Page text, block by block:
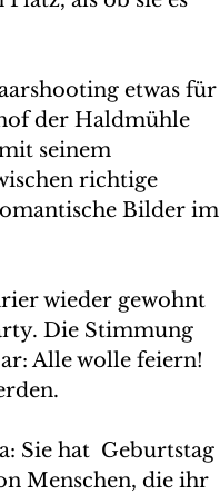
etwas für
der Haldmühle
seinem
richtige
Bilder im
wieder gewohnt
Die Stimmung
Alle wolle feiern!
Sie hat  Geburtstag
Menschen, die ihr